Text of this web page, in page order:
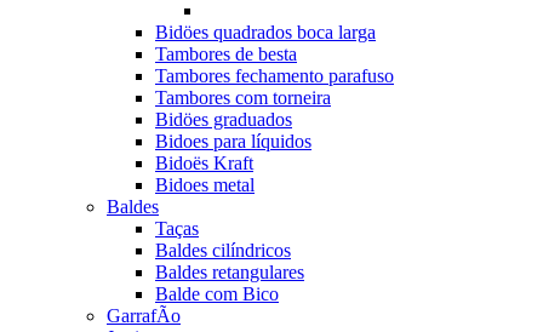
Bidöes quadrados boca larga
Tambores de besta
Tambores fechamento parafuso
Tambores com torneira
Bidöes graduados
Bidoes para líquidos
Bidoës Kraft
Bidoes metal
Baldes
Taças
Baldes cilíndricos
Baldes retangulares
Balde com Bico
GarrafÃo